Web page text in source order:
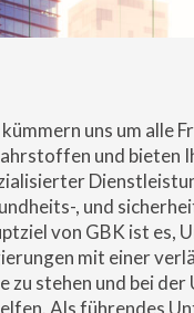
uns um alle
und bieten
, und
von GBK ist es,
mit einer
zu stehen und bei
Als führendes